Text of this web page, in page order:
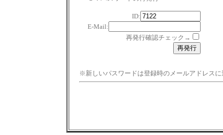
ID:
E-Mail:
再発行確認チェック→
※新しいパスワードは登録時のメールアドレスに